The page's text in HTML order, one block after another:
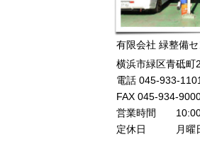
有限会社 緑整備
横浜市緑区青砥町
電話 045-933-
FAX 045-934-
営業時間 10:00
定休日 月曜日